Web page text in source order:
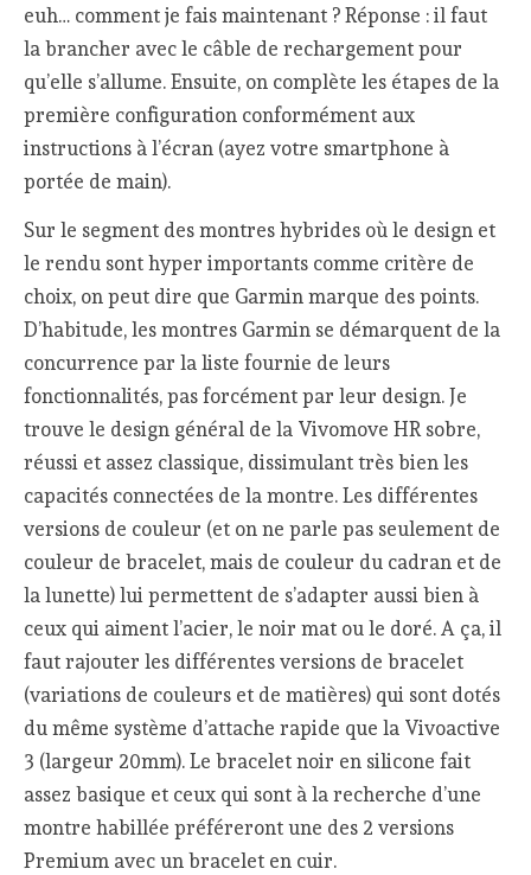
euh… comment je fais maintenant ? Réponse : il faut
la brancher avec le câble de rechargement pour
qu’elle s’allume. Ensuite, on complète les étapes de la
première configuration conformément aux
instructions à l’écran (ayez votre smartphone à
portée de main).
Sur le segment des montres hybrides où le design et
le rendu sont hyper importants comme critère de
choix, on peut dire que Garmin marque des points.
D’habitude, les montres Garmin se démarquent de la
concurrence par la liste fournie de leurs
fonctionnalités, pas forcément par leur design. Je
trouve le design général de la Vivomove HR sobre,
réussi et assez classique, dissimulant très bien les
capacités connectées de la montre. Les différentes
versions de couleur (et on ne parle pas seulement de
couleur de bracelet, mais de couleur du cadran et de
la lunette) lui permettent de s’adapter aussi bien à
ceux qui aiment l’acier, le noir mat ou le doré. A ça, il
faut rajouter les différentes versions de bracelet
(variations de couleurs et de matières) qui sont dotés
du même système d’attache rapide que la Vivoactive
3 (largeur 20mm). Le bracelet noir en silicone fait
assez basique et ceux qui sont à la recherche d’une
montre habillée préféreront une des 2 versions
Premium avec un bracelet en cuir.